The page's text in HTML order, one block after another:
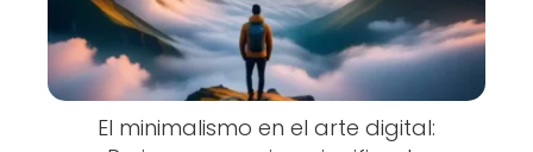
El minimalismo en el arte digital: